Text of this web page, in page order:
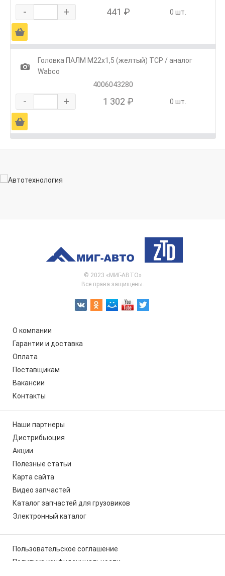
- + 441 ₽ 0 шт.
Ä
1
Головка ПАЛМ М22х1,5 (желтый) ТСР / аналог
Wabco
4006043280
- + 1 302 ₽ 0 шт.
Ä
© 2023 «МИГ-АВТО»
Все права защищены.
О компании
Гарантии и доставка
Оплата
Поставщикам
Вакансии
Контакты
Наши партнеры
Дистрибьюция
Акции
Полезные статьи
Карта сайта
Видео запчастей
Каталог запчастей для грузовиков
Электронный каталог
Пользовательское соглашение
Политика конфиденциальности